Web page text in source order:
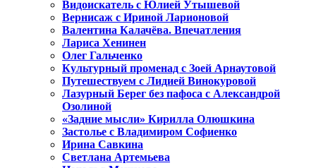
Видоискатель с Юлией Утышевой
Вернисаж с Ириной Ларионовой
Валентина Калачёва. Впечатления
Лариса Хенинен
Олег Гальченко
Культурный променад с Зоей Арнаутовой
Путешествуем с Лидией Винокуровой
Лазурный Берег без пафоса с Александрой
Озолиной
«Задние мысли» Кирилла Олюшкина
Застолье с Владимиром Софиенко
Ирина Савкина
Светлана Артемьева